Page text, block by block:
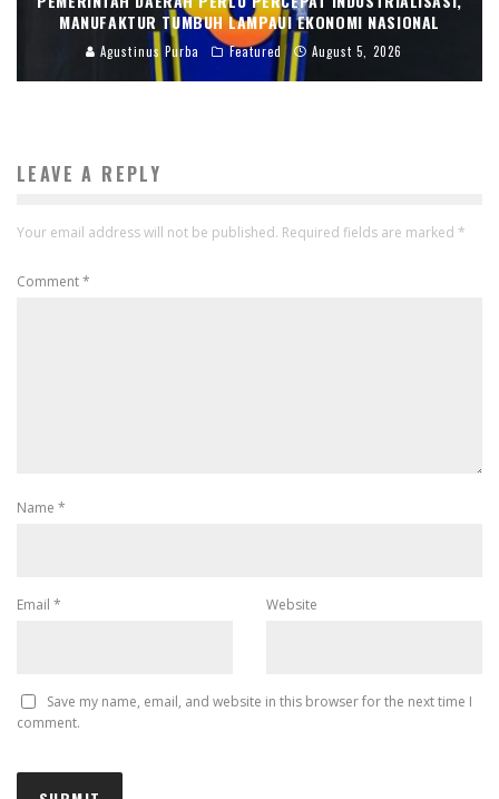
MANUFAKTUR TUMBUH LAMPAUI EKONOMI NASIONAL
Agustinus Purba Featured August 5, 2026
LEAVE A REPLY
Your email address will not be published. Required fields are marked *
Comment*
Name *
Email * Website
Save my name, email, and website in this browser for the next time I
comment.